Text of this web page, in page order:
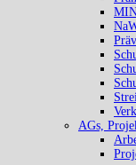
AGs,